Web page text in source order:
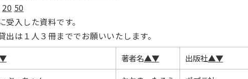
20 50
入した資料です。
は１人３冊まででお願いいたします。
著者名▲▼ 出版社▲▼